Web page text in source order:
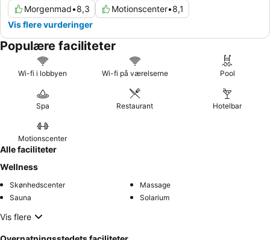
Morgenmad•8,3 Motionscenter•8,1
Vis flere vurderinger
Populære faciliteter
Wi-fi i lobbyen Wi-fi på værelserne Pool
Spa Restaurant Hotelbar
Motionscenter
Alle faciliteter
Wellness
Skønhedscenter
Massage
Sauna
Solarium
Vis flere